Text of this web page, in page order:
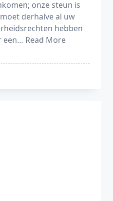
onze steun is
derhalve al uw
hebben
een… Read More